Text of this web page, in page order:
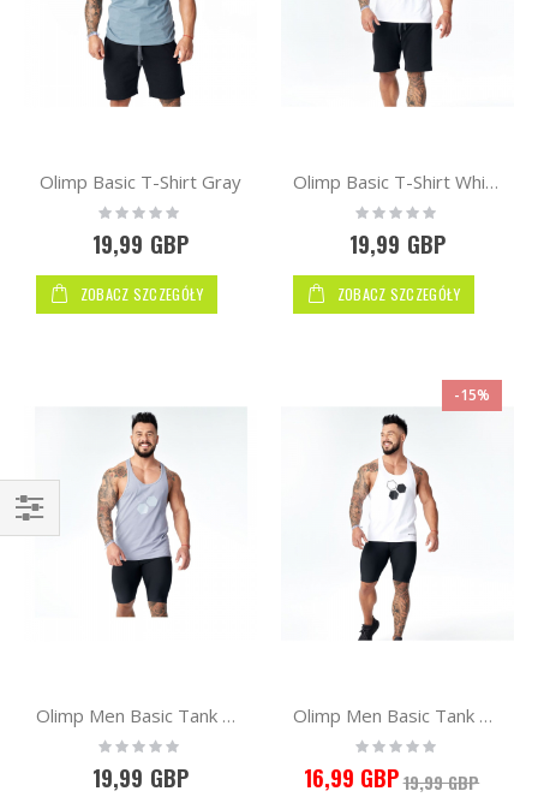
Olimp Basic T-Shirt Gray
Rating:
0%
19,99 GBP
ZOBACZ SZCZEGÓŁY
Olimp Basic T-Shirt White
Rating:
0%
19,99 GBP
ZOBACZ SZCZEGÓŁY
Olimp Men Basic Tank Top Gray
Rating:
0%
19,99 GBP
-15%
Olimp Men Basic Tank Top White
Rating:
0%
16,99 GBP19,99 GBP
Kupuj